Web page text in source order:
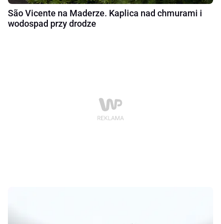
São Vicente na Maderze. Kaplica nad chmurami i
wodospad przy drodze